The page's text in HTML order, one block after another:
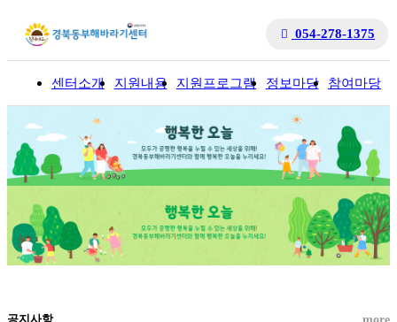
054-278-1375
센터소개 지원내용 지원프로그램 정보마당 참여마당
공지사항